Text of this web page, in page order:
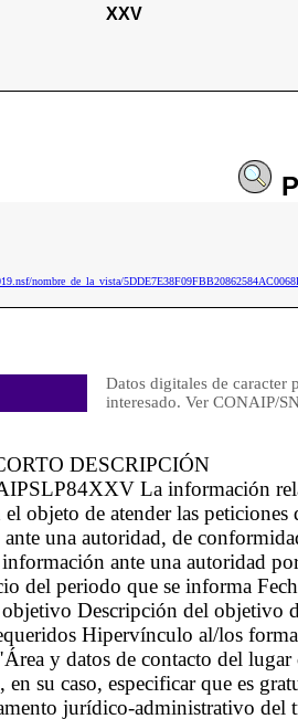
XXV
nombre_de_la_vista/
Datos digitales de caracter
interesado. Ver CONAIP/
DESCRIPCIÓN
La información
objeto de atender las
una autoridad, de
ante una autoridad
del periodo que se informa
Descripción del objetivo
Hipervínculo al/los
y datos de contacto del lugar
su caso, especificar que es
jurídico-administrativo del